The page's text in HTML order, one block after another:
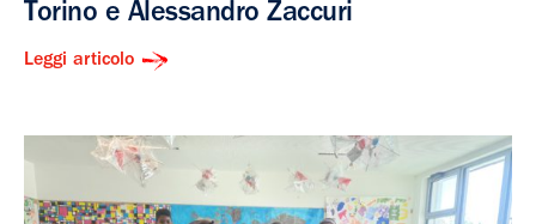
Torino e Alessandro Zaccuri
Leggi articolo